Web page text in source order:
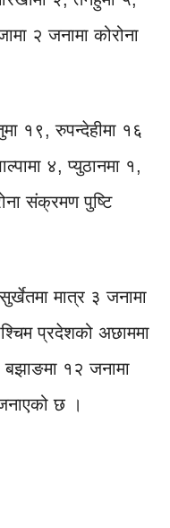
२ जनामा कोरोना
१९, रुपन्देहीमा १६
४, प्युठानमा १,
संक्रमण पुष्टि
मात्र ३ जनामा
प्रदेशको अछाममा
१२ जनामा
छ ।